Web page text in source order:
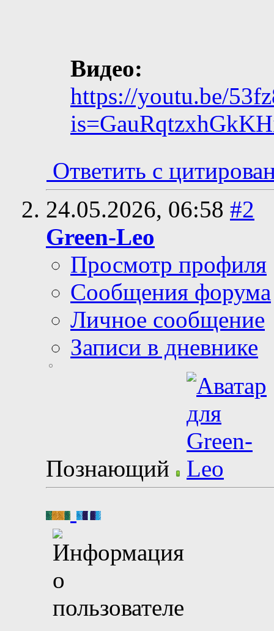
Видео:
https://youtu.be/
Ответить с
24.05.2026, 06:58 #2
Green-Leo
Просмотр профиля
Сообщения форума
Личное сообщение
Записи в дневнике
Познающий